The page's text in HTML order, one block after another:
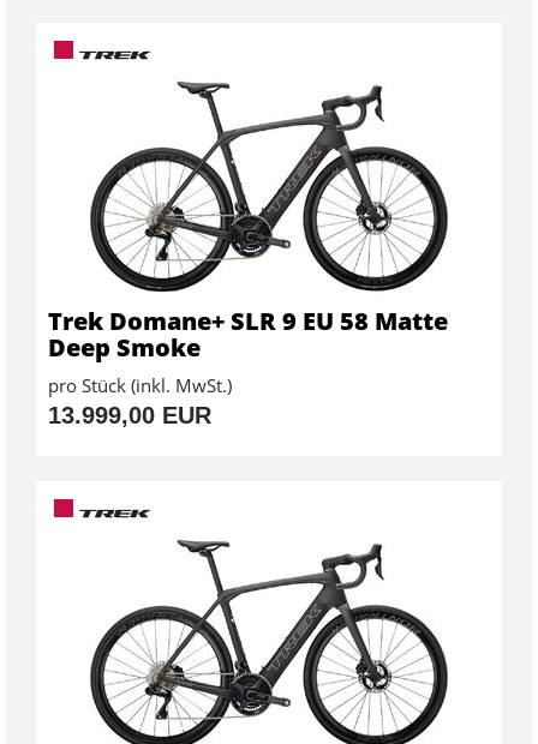
Trek Domane+ SLR 9 EU 58 Matte
Deep Smoke
pro Stück (inkl. MwSt.)
13.999,00 EUR